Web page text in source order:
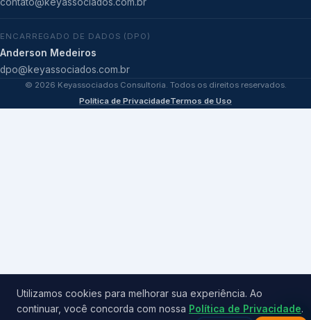
ENCARREGADO DE DADOS (DPO)
Anderson Medeiros
dpo@keyassociados.com.br
© 2026 Keyassociados Consultoria. Todos os direitos reservados.
Política de PrivacidadeTermos de Uso
Utilizamos cookies para melhorar sua experiência. Ao
continuar, você concorda com nossa Política de Privacidade.